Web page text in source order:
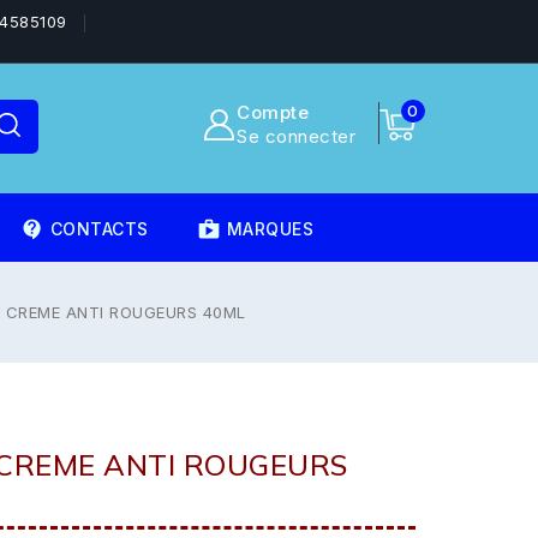
Compte
Se connecter
0
contact_support CONTACTS shoppingmode
MARQUES
CREME ANTI ROUGEURS 40ML
ANTI ROUGEURS